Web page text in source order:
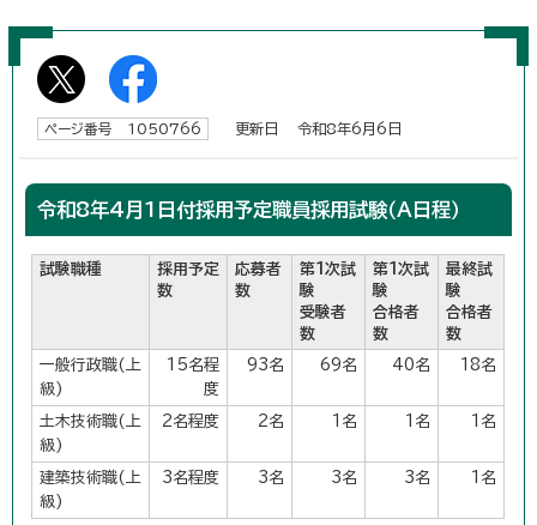
ページ番号 1050766 更新日 令和8年6月6日
令和8年4月1日付採用予定職員採用試験（A日程）
試験職種
採用予定
数
応募者
数
第1次試
験
受験者
数
第1次試
験
合格者
数
最終試
験
合格者
数
一般行政職(上
級)
15名程
度
93名 69名 40名 18名
土木技術職(上
級)
2名程度 2名 1名 1名 1名
建築技術職(上
級)
3名程度 3名 3名 3名 1名